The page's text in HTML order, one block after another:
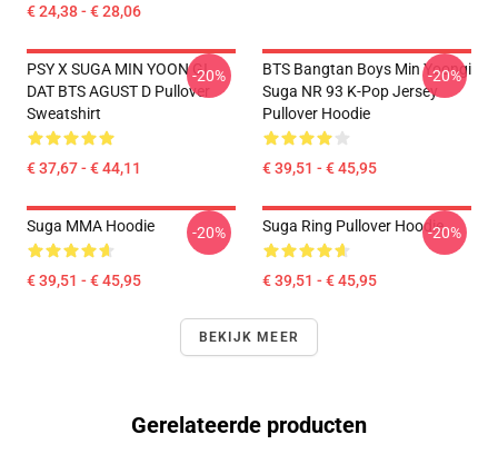
€ 24,38 - € 28,06
PSY X SUGA MIN YOON GI
DAT BTS AGUST D Pullover
Sweatshirt
€ 37,67 - € 44,11
-20%
BTS Bangtan Boys Min Yoongi
Suga NR 93 K-Pop Jersey
Pullover Hoodie
€ 39,51 - € 45,95
-20%
Suga MMA Hoodie
€ 39,51 - € 45,95
-20% Suga Ring Pullover Hoodie
€ 39,51 - € 45,95
-20%
BEKIJK MEER
Gerelateerde producten